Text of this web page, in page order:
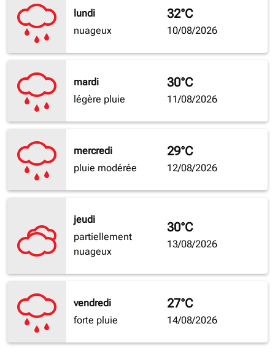
lundi
nuageux
32°C
10/08/2026
mardi
légère pluie
30°C
11/08/2026
mercredi
pluie modérée
29°C
12/08/2026
jeudi
partiellement
nuageux
30°C
13/08/2026
vendredi
forte pluie
27°C
14/08/2026